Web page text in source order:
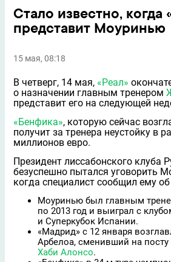
Стало известно, когда
представит Моуринью
15 мая, 08:18
В четверг, 14 мая, «Реал»
о назначении главным тренером
представит его на следующей
«Бенфика», которую сейчас
получит за тренера неустойку в
миллионов евро.
Президент лиссабонского клуба
безуспешно пытался уговорить
когда специалист сообщил ему об
Моуринью был главным
по 2013 год и выиграл с
и Суперкубок Испании.
«Мадрид» с 12 января
Арбелоа, сменивший на посту
Хаби Алонсо.